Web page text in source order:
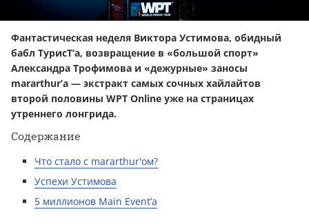
Фантастическая неделя Виктора Устимова, обидный
бабл ТурисТ’a, возвращение в «большой спорт»
Александра Трофимова и «дежурные» заносы
mararthur’a — экстракт самых сочных хайлайтов
второй половины WPT Online уже на страницах
утреннего лонгрида.
Содержание
Что стало с mararthur'ом?
Успехи Устимова
5 миллионов Main Event’a